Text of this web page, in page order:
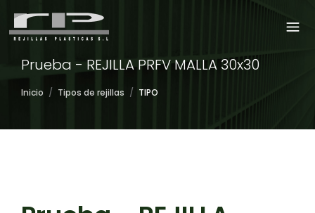
Prueba - REJILLA PRFV MALLA 30x30
Inicio / Tipos de rejillas / TIPO